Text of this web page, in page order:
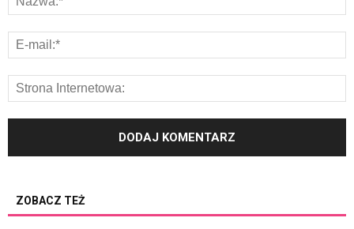
ZOBACZ TEŻ